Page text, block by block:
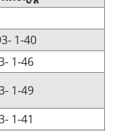
1-40
1-46
1-49
1-41